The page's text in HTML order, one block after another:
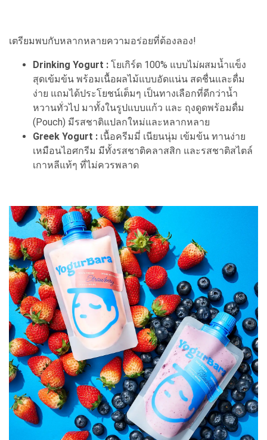
เตรียมพบกับหลากหลายความอร่อยที่ต้องลอง!
Drinking Yogurt : โยเกิร์ต 100% แบบไม่ผสมน้ำแข็ง
สุดเข้มข้น พร้อมเนื้อผลไม้แบบอัดแน่น สดชื่นและดื่ม
ง่าย แถมได้ประโยชน์เต็มๆ เป็นทางเลือกที่ดีกว่าน้ำ
หวานทั่วไป มาทั้งในรูปแบบแก้ว และ ถุงดูดพร้อมดื่ม
(Pouch) มีรสชาติแปลกใหม่และหลากหลาย
Greek Yogurt : เนื้อครีมมี่ เนียนนุ่ม เข้มข้น ทานง่าย
เหมือนไอศกรีม มีทั้งรสชาติคลาสสิก และรสชาติสไตล์
เกาหลีแท้ๆ ที่ไม่ควรพลาด